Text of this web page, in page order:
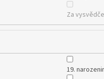
Za
19.